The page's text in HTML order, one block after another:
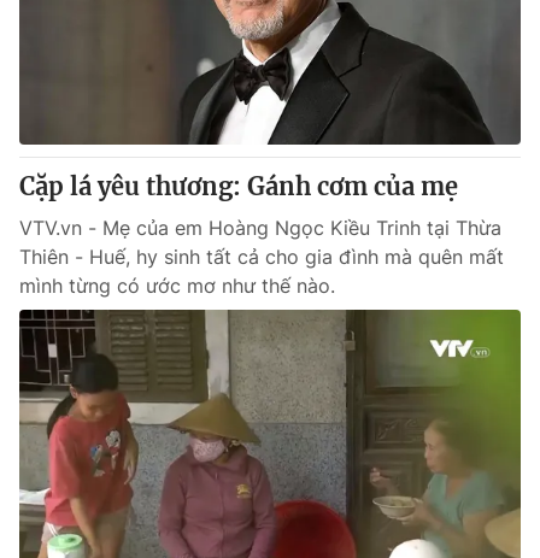
® Cấm sao chép dưới mọi hình thức nếu không có sự chấp
thuận bằng văn bản. Ghi rõ nguồn VTV.vn khi phát hành lại
thông tin từ website này.
Cặp lá yêu thương: Gánh cơm của mẹ
VTV.vn - Mẹ của em Hoàng Ngọc Kiều Trinh tại Thừa
Thiên - Huế, hy sinh tất cả cho gia đình mà quên mất
mình từng có ước mơ như thế nào.